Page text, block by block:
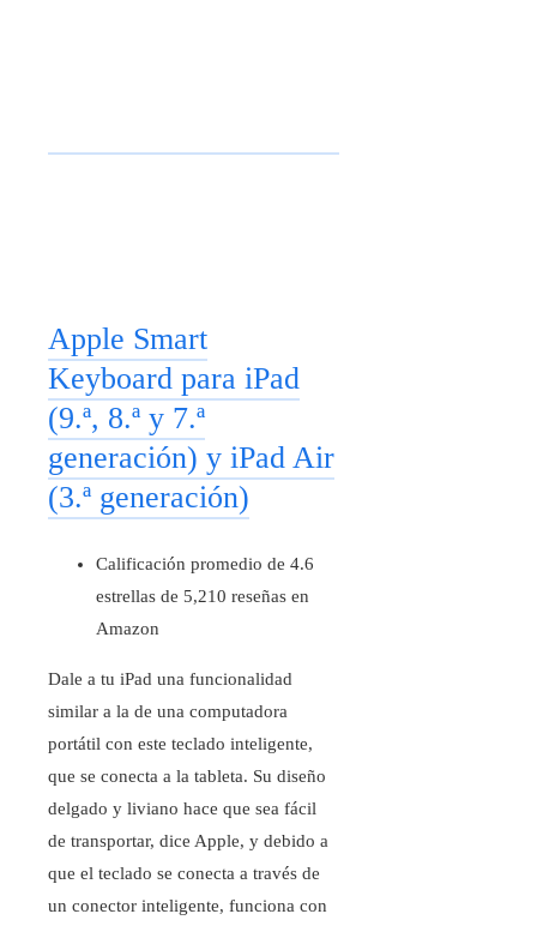
Apple Smart
Keyboard para iPad
(9.ª, 8.ª y 7.ª
generación) y iPad Air
(3.ª generación)
Calificación promedio de 4.6
estrellas de 5,210 reseñas en
Amazon
Dale a tu iPad una funcionalidad
similar a la de una computadora
portátil con este teclado inteligente,
que se conecta a la tableta. Su diseño
delgado y liviano hace que sea fácil
de transportar, dice Apple, y debido a
que el teclado se conecta a través de
un conector inteligente, funciona con